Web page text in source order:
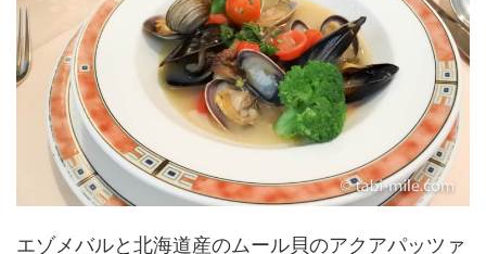
エゾメバルと北海道産のムール貝のアクアパッツァ